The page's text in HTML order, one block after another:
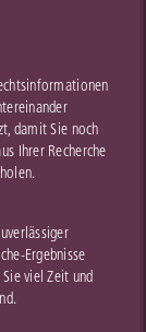
damit Sie noch
Ihrer Recherche
Ergebnisse
viel Zeit und